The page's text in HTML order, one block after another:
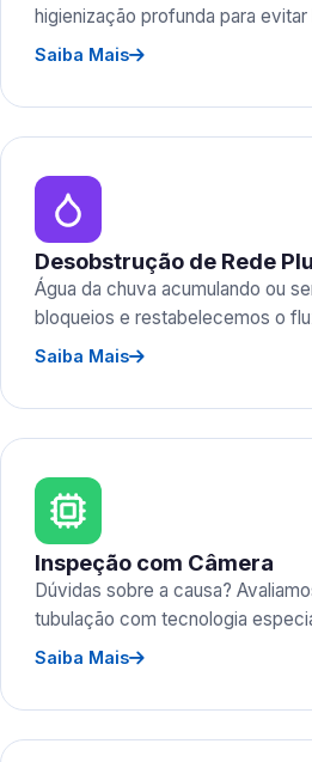
higienização profunda para
Saiba Mais
Desobstrução de Rede
Água da chuva acumulando ou
bloqueios e restabelecemos o
Saiba Mais
Inspeção com Câmera
Dúvidas sobre a causa?
tubulação com tecnologia
Saiba Mais